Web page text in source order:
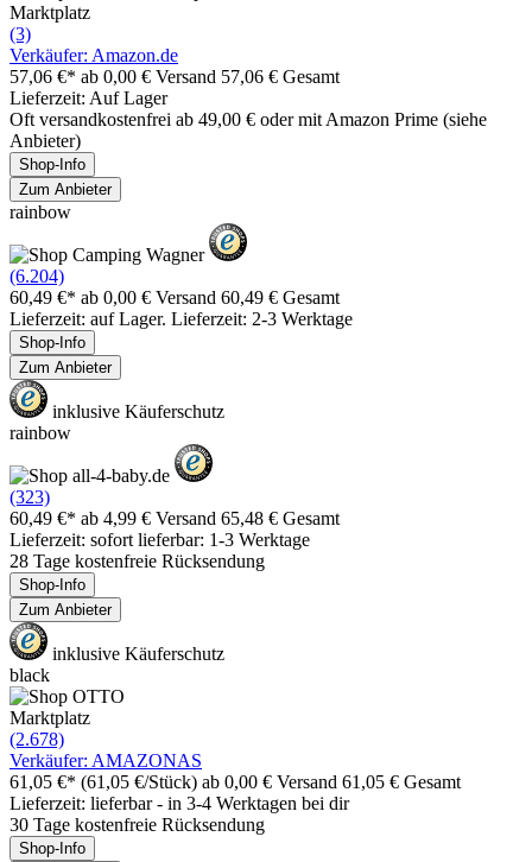
Marktplatz
(3)
Verkäufer: Amazon.de
57,06 €* ab 0,00 € Versand 57,06 € Gesamt
Lieferzeit: Auf Lager
Oft versandkostenfrei ab 49,00 € oder mit Amazon Prime (siehe
Anbieter)
Shop-Info
Zum Anbieter
rainbow
(6.204)
60,49 €* ab 0,00 € Versand 60,49 € Gesamt
Lieferzeit: auf Lager. Lieferzeit: 2-3 Werktage
Shop-Info
Zum Anbieter
inklusive Käuferschutz
rainbow
(323)
60,49 €* ab 4,99 € Versand 65,48 € Gesamt
Lieferzeit: sofort lieferbar: 1-3 Werktage
28 Tage kostenfreie Rücksendung
Shop-Info
Zum Anbieter
inklusive Käuferschutz
black
Marktplatz
(2.678)
Verkäufer: AMAZONAS
61,05 €* (61,05 €/Stück) ab 0,00 € Versand 61,05 € Gesamt
Lieferzeit: lieferbar - in 3-4 Werktagen bei dir
30 Tage kostenfreie Rücksendung
Shop-Info